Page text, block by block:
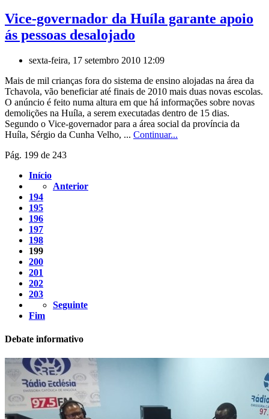
Vice-governador da Huíla garante apoio
ás pessoas desalojado
sexta-feira, 17 setembro 2010 12:09
Mais de mil crianças fora do sistema de ensino alojadas na área da
Tchavola, vão beneficiar até finais de 2010 mais duas novas escolas.
O anúncio é feito numa altura em que há informações sobre novas
demolições na Huíla, a serem executadas dentro de 15 dias.
Segundo o Vice-governador para a área social da província da
Huíla, Sérgio da Cunha Velho, ... Continuar...
Pág. 199 de 243
Início
Anterior
194
195
196
197
198
199
200
201
202
203
Seguinte
Fim
Debate informativo